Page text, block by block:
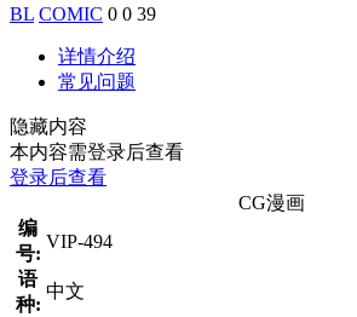
BL COMIC 0 0 39
详情介绍
常见问题
隐藏内容
本内容需登录后查看
登录后查看
CG漫画
编
号:
VIP-494
语
种:
中文